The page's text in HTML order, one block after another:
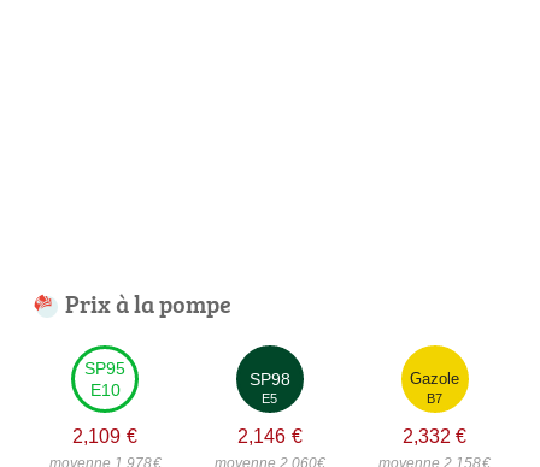
Prix à la pompe
SP95
E10
2,109 €
moyenne 1,978€
SP98
E5
2,146 €
moyenne 2,060€
Gazole
B7
2,332 €
moyenne 2,158€